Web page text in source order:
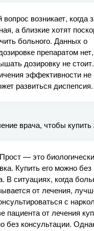
вопрос возникает, когда
а близкие хотят
больного. Данных о
препаратом
дозировку не стоит.
эффективности не
развиться диспепсия.
врача, чтобы
— это
Купить его можно без
В ситуациях, когда
от лечения,
с
пациента от лечения
без консультации.